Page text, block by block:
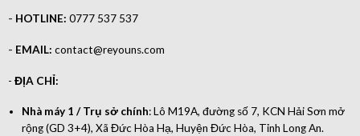
- HOTLINE: 0777 537 537
- EMAIL: contact@reyouns.com
- ĐỊA CHỈ:
Nhà máy 1 / Trụ sở chính: Lô M19A, đường số 7, KCN Hải Sơn mở
rộng (GD 3+4), Xã Đức Hòa Hạ, Huyện Đức Hòa, Tỉnh Long An.